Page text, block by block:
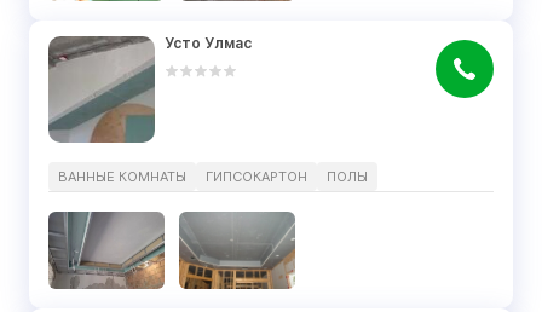
Усто Улмас
ВАННЫЕ КОМНАТЫ ГИПСОКАРТОН ПОЛЫ